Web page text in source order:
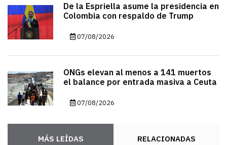
De la Espriella asume la presidencia en
Colombia con respaldo de Trump
07/08/2026
ONGs elevan al menos a 141 muertos
el balance por entrada masiva a Ceuta
07/08/2026
MÁS LEÍDAS RELACIONADAS